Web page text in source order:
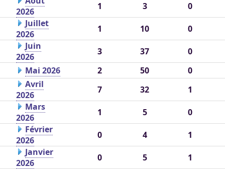
2026
1 3
0
Juillet
2026
1 10
0
Juin
2026
3 37
0
Mai 2026
2 50
0
Avril
2026
7 32
1
Mars
2026
1 5
0
Février
2026
0 4
1
Janvier
2026
0 5
1